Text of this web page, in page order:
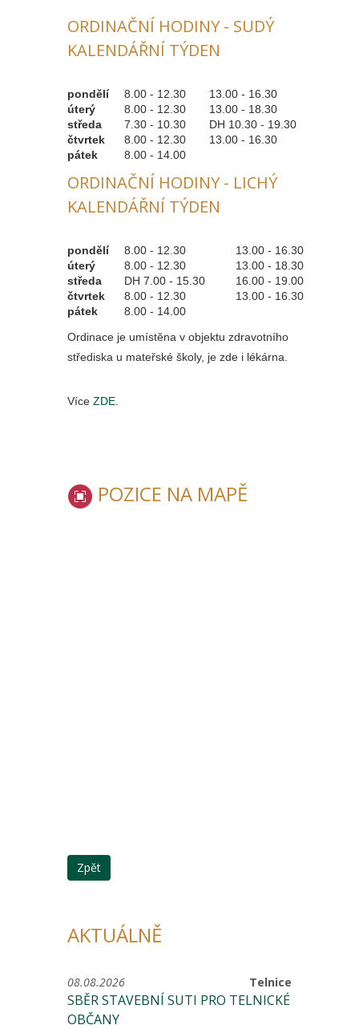
ORDINAČNÍ HODINY - SUDÝ
KALENDÁŘNÍ TÝDEN
pondělí 8.00 - 12.30
13.00 - 16.30
úterý
8.00 - 12.30
13.00 - 18.30
středa
7.30 - 10.30
DH 10.30 - 19.30
čtvrtek
8.00 - 12.30
13.00 - 16.30
pátek
8.00 - 14.00
ORDINAČNÍ HODINY - LICHÝ
KALENDÁŘNÍ TÝDEN
pondělí 8.00 - 12.30
13.00 - 16.30
úterý
8.00 - 12.30
13.00 - 18.30
středa
DH 7.00 - 15.30
16.00 - 19.00
čtvrtek
8.00 - 12.30
13.00 - 16.30
pátek
8.00 - 14.00
Ordinace je umístěna v objektu zdravotního
střediska u mateřské školy, je zde i lékárna.
Více ZDE.
POZICE NA MAPĚ
Zpět
AKTUÁLNĚ
Telnice
08.08.2026
SBĚR STAVEBNÍ SUTI PRO TELNICKÉ
OBČANY